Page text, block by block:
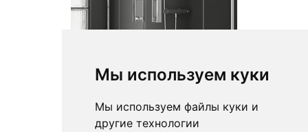
Мы используем куки
Мы используем файлы куки и
другие технологии